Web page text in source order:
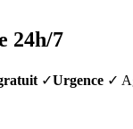
24h/7
✓Urgence ✓